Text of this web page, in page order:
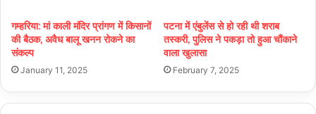
गम्हरिया: मां काली मंदिर प्रांगण में किसानों
की बैठक, अवैध बालू खनन रोकने का
संकल्प
January 11, 2025
पटना में एंबुलेंस से हो रही थी शराब
तस्करी, पुलिस ने पकड़ा तो हुआ चौंकाने
वाला खुलासा
February 7, 2025